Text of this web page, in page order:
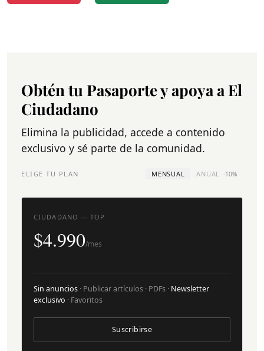
Obtén tu Pasaporte y apoya a El
Ciudadano
Elimina la publicidad, accede a contenido
exclusivo y sé parte de la comunidad.
ELIGE TU PLAN MENSUAL ANUAL -10%
CIUDADANO — TOP
$4.990/mes
Sin anuncios · Publicar artículos · PDFs · Newsletter
exclusivo · Favoritos
Suscribirse